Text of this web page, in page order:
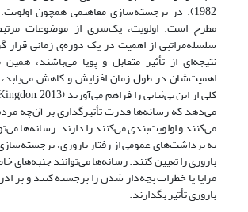
1982). در برجسته‌سازی مفاهیمی همچون
مطرح است. اولویت، یک‌سری از موضوعات
سلسله‌مراتبی از اهمیت در یک دوره‌ی زمانی قرار
نتیجه‌ای از تأثیر متقابل و پویا می‌باشند،
اهمیت‌شان در طول زمان افزایش و کاهش می‌یابد،
می‌دهد که رسانه‌ها قدرت تأثیرگذاری بر آن‌چه
می‌کنند و اولویت‌بندی می‌کنند را دارند. رسانه‌ها
به برداشت‌های عمومی از رفتار باروری،
باروری را تعیین کنند. رسانه‌ها می‌توانند جنبه‌های
مزایا یا خطرات بچه‌دار شدن را برجسته کنند و بر
باروری تأثیر بگذارند.